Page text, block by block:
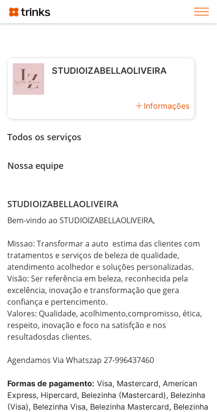
STUDIOIZABELLAOLIVEIRA
add Informações
Todos os serviços
Nossa equipe
STUDIOIZABELLAOLIVEIRA
Bem-vindo ao STUDIOIZABELLAOLIVEIRA,
Missao: Transformar a auto  estima das clientes com
tratamentos e serviços de beleza de qualidade,
atendimento acolhedor e soluções personalizadas.
Visão: Ser referência em beleza, reconhecida pela
excelência, inovação e transformação que gera
confiança e pertencimento.
Valores: Qualidade, acolhimento,compromisso, ética,
respeito, inovação e foco na satisfção e nos
resultadosdas clientes.
Formas de pagamento: Visa, Mastercard, American
Express, Hipercard, Belezinha (Mastercard), Belezinha
(Visa), Belezinha Visa, Belezinha Mastercard, Belezinha